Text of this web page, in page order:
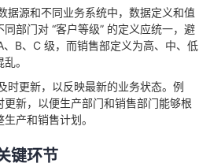
据源和不同业务系统中，数据定义和值
部门对 “客户等级” 的定义应统一，避
B、C 级，而销售部定义为高、中、低
。
时更新，以反映最新的业务状态。例
新，以便生产部门和销售部门能够根
产和销售计划。
键环节